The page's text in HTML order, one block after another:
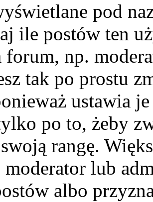
pod
ile postów ten
forum, np.
tak po prostu
ustawia
po to, żeby
rangę.
moderator lub
albo